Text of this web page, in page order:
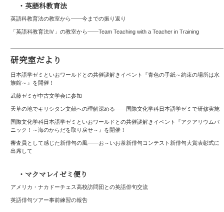
・英語科教育法
英語科教育法の教室から——今までの振り返り
「英語科教育法Ⅳ」の教室から――Team Teaching with a Teacher in Training
研究室だより
日本語学ゼミといおワールドとの共催謎解きイベント『青色の手紙～約束の場所は水
族館～』を開催！
武藤ゼミが中古文学会に参加
天草の地でキリシタン文献への理解深める――国際文化学科日本語学ゼミで研修実施
国際文化学科日本語学ゼミといおワールドとの共催謎解きイベント『アクアリウムパ
ニック！～海のからだを取り戻せ～』を開催！
審査員として感じた新俳句の風――お～いお茶新俳句コンテスト新俳句大賞表彰式に
出席して
・マクマレイゼミ便り
アメリカ・ナカドーチェス高校訪問団との英語俳句交流
英語俳句ツアー事前練習の報告